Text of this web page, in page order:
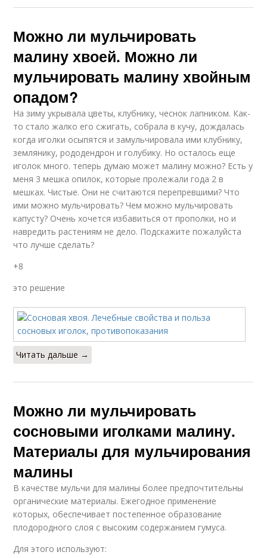
Можно ли мульчировать
малину хвоей. Можно ли
мульчировать малину хвойным
опадом?
На зиму укрывала цветы, клубнику, чеснок лапником. Как-
то стало жалко его сжигать, собрала в кучу, дождалась
когда иголки осыпятся и замульчировала ими клубнику,
землянику, рододендрон и голубику. Но осталось еще
иголок много. теперь думаю может малину можно? Есть у
меня 3 мешка опилок, которые пролежали года 2 в
мешках. Чистые. Они не считаются перепревшими? Что
ими можно мульчировать? Чем можно мульчировать
капусту? Очень хочется избавиться от прополки, но и
навредить растениям не дело. Подскажите пожалуйста
что лучше сделать?
+8
это решение
Читать дальше →
Можно ли мульчировать
сосновыми иголками малину.
Материалы для мульчирования
малины
В качестве мульчи для малины более предпочтительны
органические материалы. Ежегодное применение
которых, обеспечивает постепенное образование
плодородного слоя с высоким содержанием гумуса.
Для этого используют: